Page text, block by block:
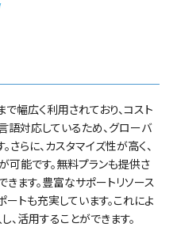
幅広く利用されており、コスト
語対応しているため、グローバ
らに、カスタマイズ性が高く、
能です。無料プランも提供さ
きます。豊富なサポートリソース
ートも充実しています。これによ
活用することができます。